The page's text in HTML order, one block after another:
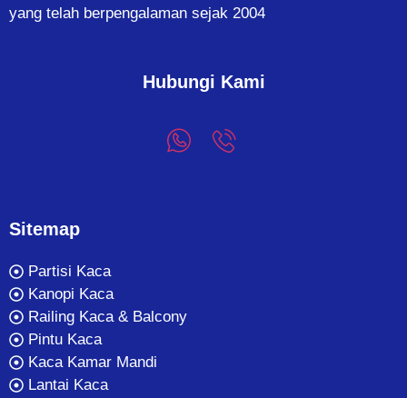
yang telah berpengalaman sejak 2004
Hubungi Kami
Sitemap
Partisi Kaca
Kanopi Kaca
Railing Kaca & Balcony
Pintu Kaca
Kaca Kamar Mandi
Lantai Kaca